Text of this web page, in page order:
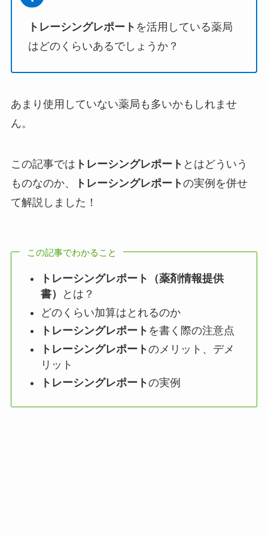
トレーシングレポート を活用している薬局
はどのくらいあるでしょうか？
あまり使用していない薬局も多いかもしれませ
ん。
この記事では トレーシングレポート とはどういう
ものなのか、
トレーシングレポートの実例を併せ
て解説しました！
この記事でわかること
トレーシングレポート（薬剤情報提供
書）
とは？
どのくらい加算はとれるのか
トレーシングレポート を書く際の注意点
トレーシングレポートのメリット、デメ
リット
トレーシングレポートの実例